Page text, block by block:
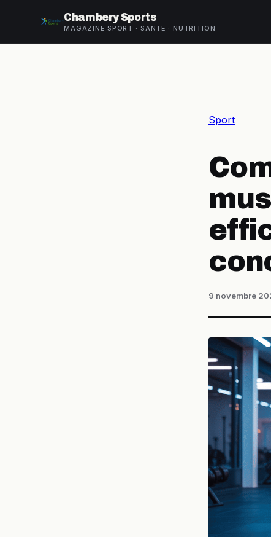
Chambery Sports
MAGAZINE SPORT · SANTÉ · NUTRITION
Sport
9 novembre